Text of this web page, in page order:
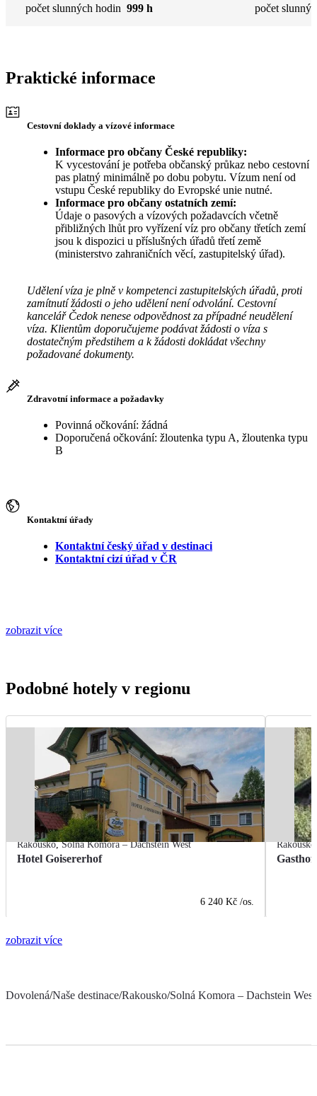
počet slunných hodin 999 h počet
Praktické informace
Cestovní doklady a vízové informace
Informace pro občany České republiky:
K vycestování je potřeba občanský průkaz nebo cestovní
pas platný minimálně po dobu pobytu. Vízum není od
vstupu České republiky do Evropské unie nutné.
Informace pro občany ostatních zemí:
Údaje o pasových a vízových požadavcích včetně
přibližných lhůt pro vyřízení víz pro občany třetích zemí
jsou k dispozici u příslušných úřadů třetí země
(ministerstvo zahraničních věcí, zastupitelský úřad).
Udělení víza je plně v kompetenci zastupitelských úřadů, proti
zamítnutí žádosti o jeho udělení není odvolání. Cestovní
kancelář Čedok nenese odpovědnost za případné neudělení
víza. Klientům doporučujeme podávat žádosti o víza s
dostatečným předstihem a k žádosti dokládat všechny
požadované dokumenty.
Zdravotní informace a požadavky
Povinná očkování: žádná
Doporučená očkování: žloutenka typu A, žloutenka typu
B
Kontaktní úřady
Kontaktní český úřad v destinaci
Kontaktní cizí úřad v ČR
zobrazit více
Podobné hotely v regionu
Rakousko,Solná Komora – Dachstein West
Hotel Goisererhof
6 240 Kč /os.
Rakousko
zobrazit více
Dovolená/Naše destinace/Rakousko/Solná Komora – Dachstein West